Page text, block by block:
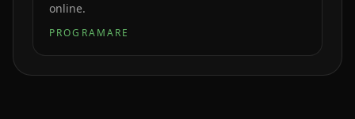
online.
PROGRAMARE